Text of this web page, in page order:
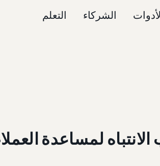
الشركاء التعلم
لمساعدة